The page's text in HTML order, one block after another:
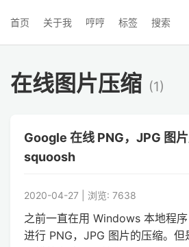
首页 关于我 哼哼 标签 搜索
在线图片压缩 (1)
Google 在线 PNG，JPG 图
squoosh
2020-04-27 | 浏览: 7638
之前一直在用 Windows 本地程
进行 PNG，JPG 图片的压缩。